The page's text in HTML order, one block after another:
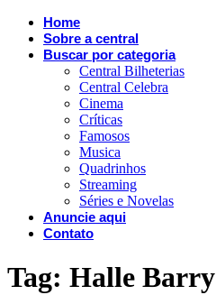
Home
Sobre a central
Buscar por categoria
Central Bilheterias
Central Celebra
Cinema
Críticas
Famosos
Musica
Quadrinhos
Streaming
Séries e Novelas
Anuncie aqui
Contato
Tag: Halle Barry